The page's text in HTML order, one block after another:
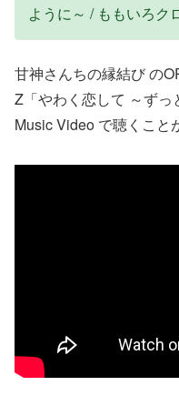
ように～ / ももいろク
甘神さんちの縁結び の
Z「やわく恋して ～ず
Music Video で聴くこと